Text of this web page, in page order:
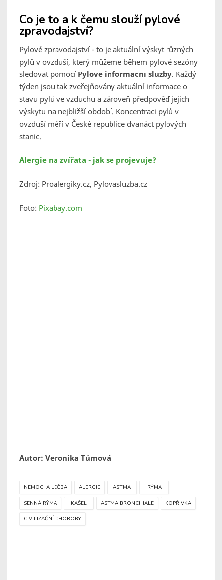
Co je to a k čemu slouží pylové
zpravodajství?
Pylové zpravodajství - to je aktuální výskyt různých
pylů v ovzduší, který můžeme během pylové sezóny
sledovat pomocí Pylové informační služby. Každý
týden jsou tak zveřejňovány aktuální informace o
stavu pylů ve vzduchu a zároveň předpověď jejich
výskytu na nejbližší období. Koncentraci pylů v
ovzduší měří v České republice dvanáct pylových
stanic.
Alergie na zvířata - jak se projevuje?
Zdroj: Proalergiky.cz, Pylovasluzba.cz
Foto: Pixabay.com
Autor: Veronika Tůmová
NEMOCI A LÉČBA ALERGIE ASTMA RÝMA
SENNÁ RÝMA KAŠEL ASTMA BRONCHIALE KOPŘIVKA
CIVILIZAČNÍ CHOROBY